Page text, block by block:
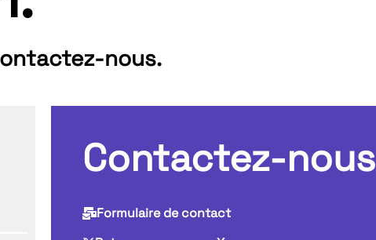
nous.
Contactez-nous
Formulaire de contact